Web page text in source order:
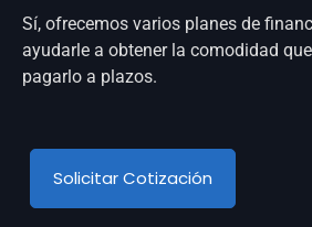
Sí, ofrecemos varios planes de
ayudarle a obtener la comodidad
pagarlo a plazos.
Solicitar Cotización